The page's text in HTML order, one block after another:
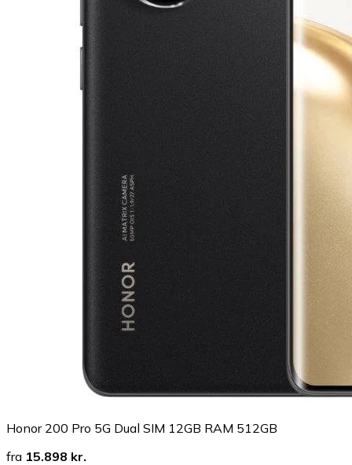
Honor 200 Pro 5G Dual SIM 12GB RAM 512GB
fra 15.898 kr.